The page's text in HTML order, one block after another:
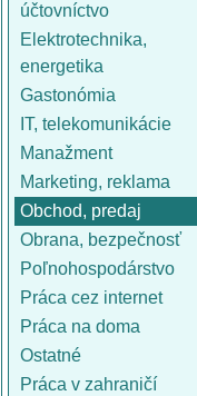
účtovníctvo
Elektrotechnika,
energetika
Gastonómia
IT, telekomunikácie
Manažment
Marketing, reklama
Obchod, predaj
Obrana, bezpečnosť
Poľnohospodárstvo
Práca cez internet
Práca na doma
Ostatné
Práca v zahraničí